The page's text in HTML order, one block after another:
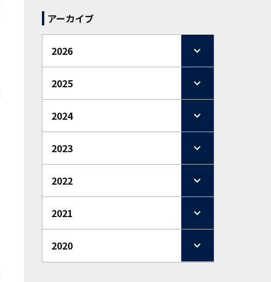
アーカイブ
2026
2025
2024
2023
2022
2021
2020